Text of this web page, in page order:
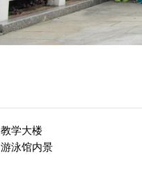
教学大楼
游泳馆内景